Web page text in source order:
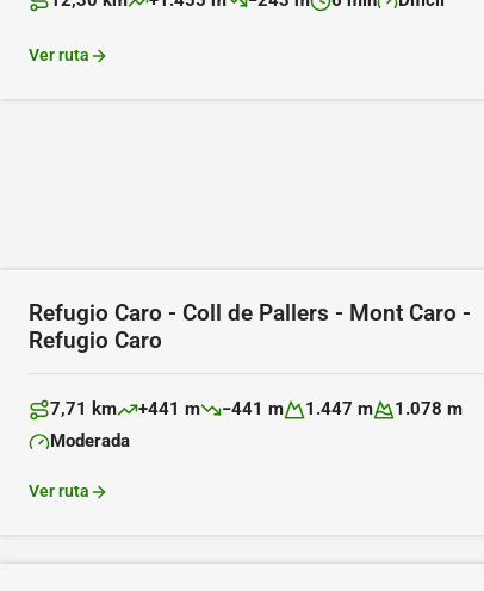
Distancia: Desnivel positivo:Desnivel negativo:
Duración:Dificultad:
Ver ruta
Refugio Caro - Coll de Pallers - Mont Caro -
Refugio Caro
Distancia:
7,71 km
Desnivel positivo:
+441 m
Desnivel negativo:
−441 m
Altitud máxima:
1.447 m
Altitud mínima:
1.078 m
Dificultad:
Moderada
Ver ruta